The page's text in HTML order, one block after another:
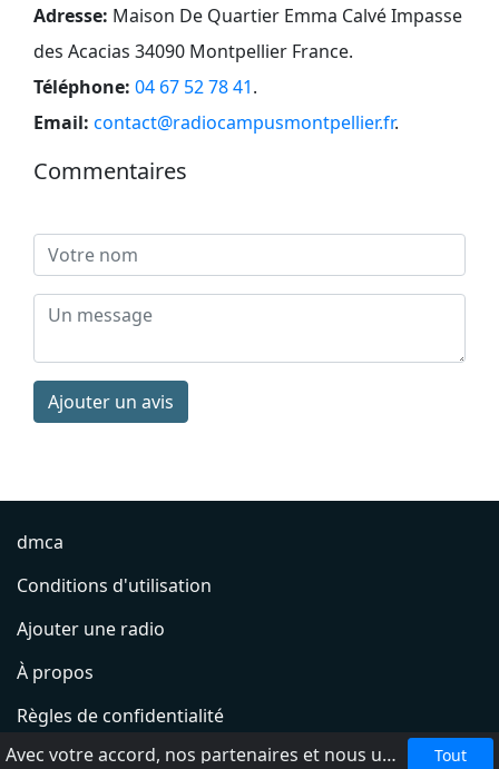
Adresse: Maison De Quartier Emma Calvé Impasse
des Acacias 34090 Montpellier France.
Téléphone: 04 67 52 78 41.
Email: contact@radiocampusmontpellier.fr.
Commentaires
Ajouter un avis
dmca
Conditions d'utilisation
Ajouter une radio
À propos
Règles de confidentialité
Aide
Avec votre accord, nos partenaires et nous utilisons des cookies ou technologies similaires pour stocker et accéder à vos informations personnelles, comme votre visite sur ce site.
Tout